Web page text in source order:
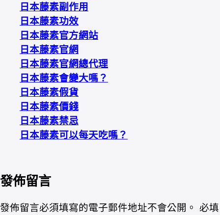
日本藤素副作用
日本藤素功效
日本藤素官方網站
日本藤素官網
日本藤素官網總代理
日本藤素會變大嗎？
日本藤素假貨
日本藤素價錢
日本藤素禁忌
日本藤素可以每天吃嗎？
發佈留言
發佈留言必須填寫的電子郵件地址不會公開。 必填